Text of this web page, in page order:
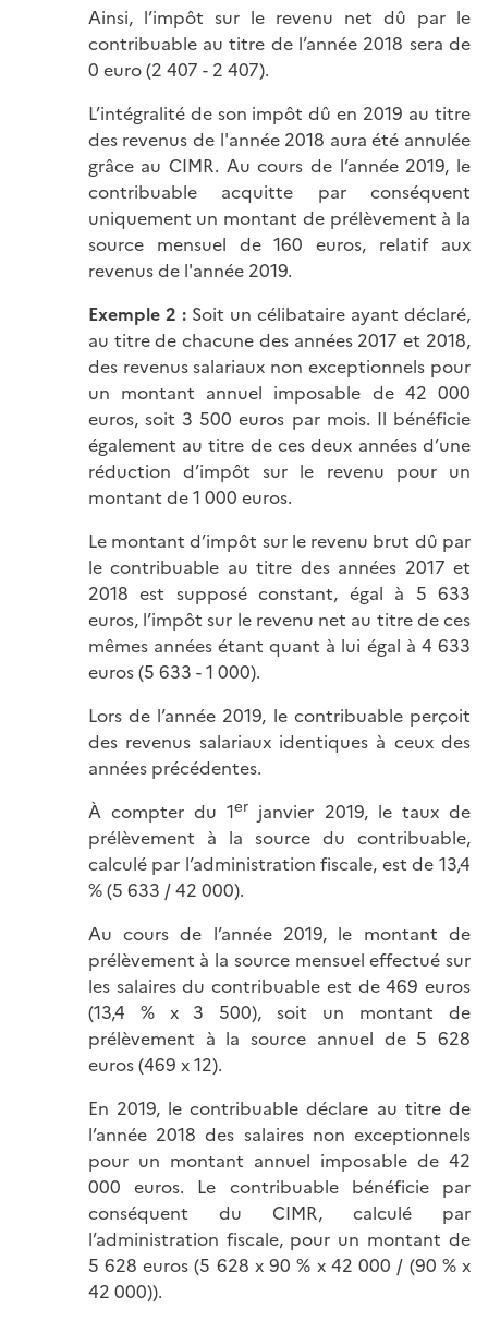
Ainsi, l’impôt sur le revenu net dû par le
contribuable au titre de l’année 2018 sera de
0 euro (2 407 - 2 407).
L’intégralité de son impôt dû en 2019 au titre
des revenus de l'année 2018 aura été annulée
grâce au CIMR. Au cours de l’année 2019, le
contribuable acquitte par conséquent
uniquement un montant de prélèvement à la
source mensuel de 160 euros, relatif aux
revenus de l'année 2019.
Exemple 2 :Soit un célibataire ayant déclaré,
au titre de chacune des années 2017 et 2018,
des revenus salariaux non exceptionnels pour
un montant annuel imposable de 42 000
euros, soit 3 500 euros par mois. Il bénéficie
également au titre de ces deux années d’une
réduction d’impôt sur le revenu pour un
montant de 1 000 euros.
Le montant d’impôt sur le revenu brut dû par
le contribuable au titre des années 2017 et
2018 est supposé constant, égal à 5 633
euros, l’impôt sur le revenu net au titre de ces
mêmes années étant quant à lui égal à 4 633
euros (5 633 - 1 000).
Lors de l’année 2019, le contribuable perçoit
des revenus salariaux identiques à ceux des
années précédentes.
À compter du 1er janvier 2019, le taux de
prélèvement à la source du contribuable,
calculé par l’administration fiscale, est de 13,4
% (5 633 / 42 000).
Au cours de l’année 2019, le montant de
prélèvement à la source mensuel effectué sur
les salaires du contribuable est de 469 euros
(13,4 % x 3 500), soit un montant de
prélèvement à la source annuel de 5 628
euros (469 x 12).
En 2019, le contribuable déclare au titre de
l’année 2018 des salaires non exceptionnels
pour un montant annuel imposable de 42
000 euros. Le contribuable bénéficie par
conséquent du CIMR, calculé par
l’administration fiscale, pour un montant de
5 628 euros (5 628 x 90 % x 42 000 / (90 % x
42 000)).